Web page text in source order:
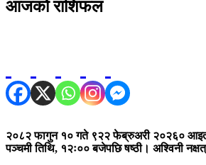
आजको राशिफल
२०८२ फागुन १० गते ९२२ फेब्रुअरी २०२६०
पञ्चमी तिथि, १२ः०० बजेपछि षष्ठी। अश्विनी